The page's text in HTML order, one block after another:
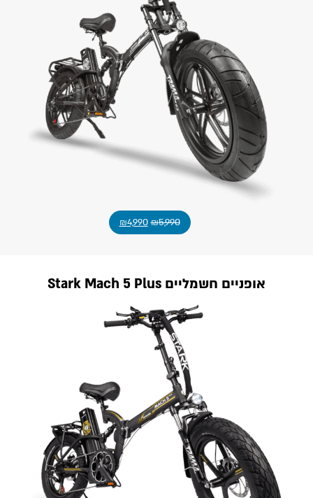
₪5,990
₪4,990
אופניים חשמליים Stark Mach 5 Plus